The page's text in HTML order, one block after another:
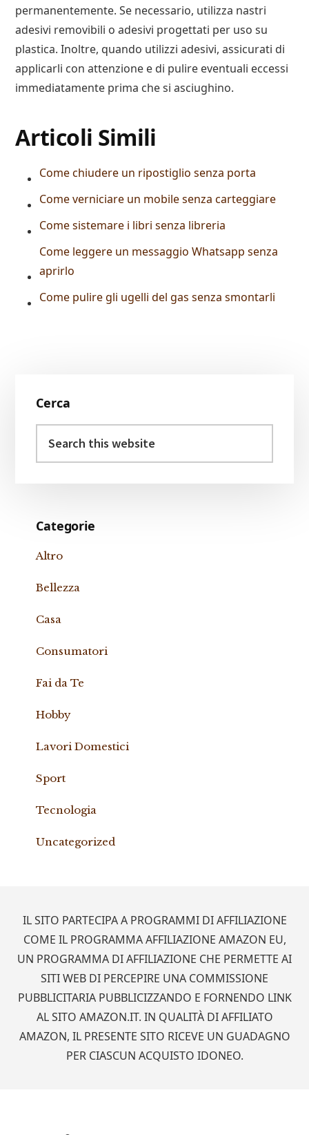
permanentemente. Se necessario, utilizza nastri
adesivi removibili o adesivi progettati per uso su
plastica. Inoltre, quando utilizzi adesivi, assicurati di
applicarli con attenzione e di pulire eventuali eccessi
immediatamente prima che si asciughino.
Articoli Simili
Come chiudere un ripostiglio senza porta
Come verniciare un mobile senza carteggiare
Come sistemare i libri senza libreria
Come leggere un messaggio Whatsapp senza
aprirlo
Come pulire gli ugelli del gas senza smontarli
Sidebar
Cerca
this
Categorie
Altro
Bellezza
Casa
Consumatori
Fai da Te
Hobby
Lavori Domestici
Sport
Tecnologia
Uncategorized
IL SITO PARTECIPA A PROGRAMMI DI AFFILIAZIONE
COME IL PROGRAMMA AFFILIAZIONE AMAZON EU,
UN PROGRAMMA DI AFFILIAZIONE CHE PERMETTE AI
SITI WEB DI PERCEPIRE UNA COMMISSIONE
PUBBLICITARIA PUBBLICIZZANDO E FORNENDO LINK
AL SITO AMAZON.IT. IN QUALITÀ DI AFFILIATO
AMAZON, IL PRESENTE SITO RICEVE UN GUADAGNO
PER CIASCUN ACQUISTO IDONEO.